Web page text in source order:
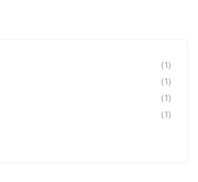
(1)
(1)
(1)
(1)